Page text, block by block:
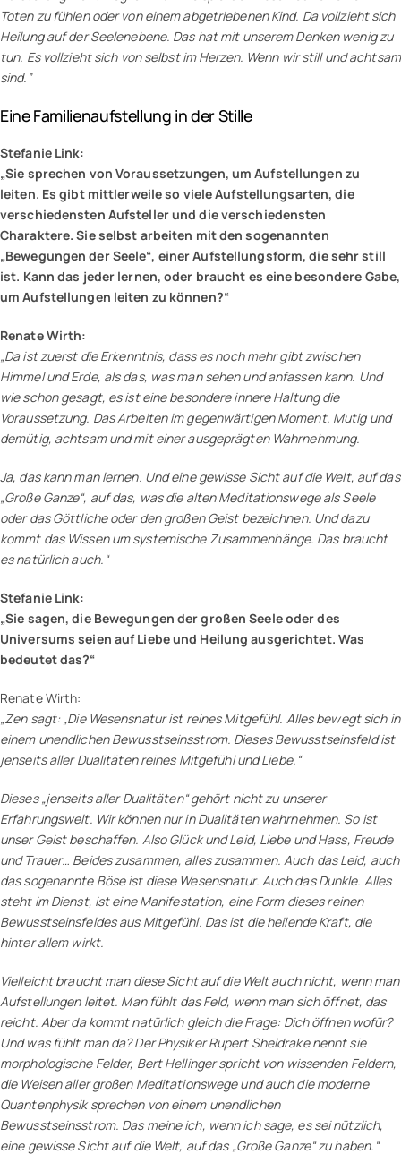
Toten zu fühlen oder von einem abgetriebenen Kind. Da vollzieht sich
Heilung auf der Seelenebene. Das hat mit unserem Denken wenig zu
tun. Es vollzieht sich von selbst im Herzen. Wenn wir still und achtsam
sind.”
Eine Familienaufstellung in der Stille
Stefanie Link:
„Sie sprechen von Voraussetzungen, um Aufstellungen zu
leiten. Es gibt mittlerweile so viele Aufstellungsarten, die
verschiedensten Aufsteller und die verschiedensten
Charaktere. Sie selbst arbeiten mit den sogenannten
„Bewegungen der Seele“, einer Aufstellungsform, die sehr still
ist. Kann das jeder lernen, oder braucht es eine besondere Gabe,
um Aufstellungen leiten zu können?“
Renate Wirth:
„Da ist zuerst die Erkenntnis, dass es noch mehr gibt zwischen
Himmel und Erde, als das, was man sehen und anfassen kann. Und
wie schon gesagt, es ist eine besondere innere Haltung die
Voraussetzung. Das Arbeiten im gegenwärtigen Moment. Mutig und
demütig, achtsam und mit einer ausgeprägten Wahrnehmung.
Ja, das kann man lernen. Und eine gewisse Sicht auf die Welt, auf das
„Große Ganze“, auf das, was die alten Meditationswege als Seele
oder das Göttliche oder den großen Geist bezeichnen. Und dazu
kommt das Wissen um systemische Zusammenhänge. Das braucht
es natürlich auch.“
Stefanie Link:
„Sie sagen, die Bewegungen der großen Seele oder des
Universums seien auf Liebe und Heilung ausgerichtet. Was
bedeutet das?“
Renate Wirth:
„Zen sagt: „Die Wesensnatur ist reines Mitgefühl. Alles bewegt sich in
einem unendlichen Bewusstseinsstrom. Dieses Bewusstseinsfeld ist
jenseits aller Dualitäten reines Mitgefühl und Liebe.“
Dieses „jenseits aller Dualitäten“ gehört nicht zu unserer
Erfahrungswelt. Wir können nur in Dualitäten wahrnehmen. So ist
unser Geist beschaffen. Also Glück und Leid, Liebe und Hass, Freude
und Trauer… Beides zusammen, alles zusammen. Auch das Leid, auch
das sogenannte Böse ist diese Wesensnatur. Auch das Dunkle. Alles
steht im Dienst, ist eine Manifestation, eine Form dieses reinen
Bewusstseinsfeldes aus Mitgefühl. Das ist die heilende Kraft, die
hinter allem wirkt.
Vielleicht braucht man diese Sicht auf die Welt auch nicht, wenn man
Aufstellungen leitet. Man fühlt das Feld, wenn man sich öffnet, das
reicht. Aber da kommt natürlich gleich die Frage: Dich öffnen wofür?
Und was fühlt man da? Der Physiker Rupert Sheldrake nennt sie
morphologische Felder, Bert Hellinger spricht von wissenden Feldern,
die Weisen aller großen Meditationswege und auch die moderne
Quantenphysik sprechen von einem unendlichen
Bewusstseinsstrom. Das meine ich, wenn ich sage, es sei nützlich,
eine gewisse Sicht auf die Welt, auf das „Große Ganze“ zu haben.“